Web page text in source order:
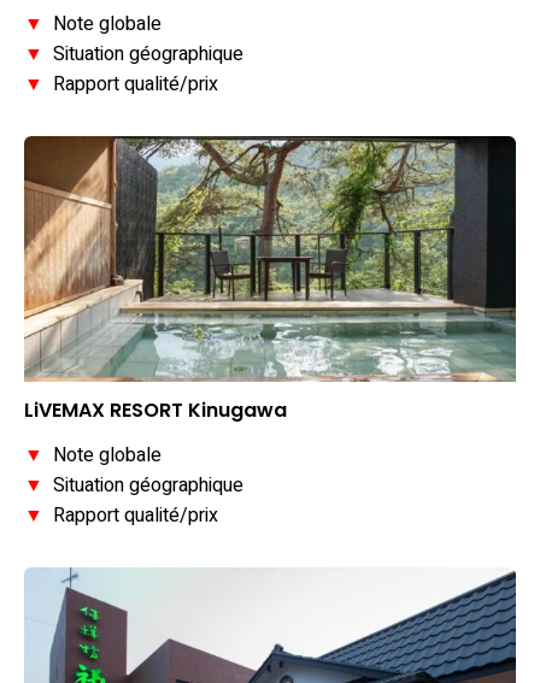
▼ Note globale
▼ Situation géographique
▼ Rapport qualité/prix
LiVEMAX RESORT Kinugawa
▼ Note globale
▼ Situation géographique
▼ Rapport qualité/prix